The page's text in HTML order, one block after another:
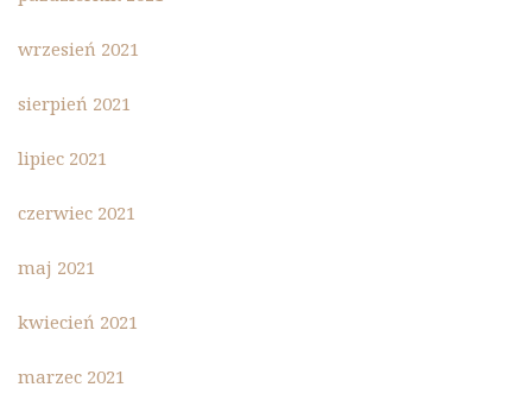
wrzesień 2021
sierpień 2021
lipiec 2021
czerwiec 2021
maj 2021
kwiecień 2021
marzec 2021